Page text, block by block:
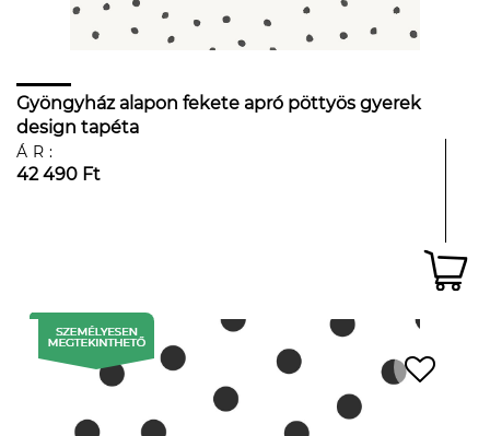
Gyöngyház alapon fekete apró pöttyös gyerek
design tapéta
ÁR:
42 490 Ft